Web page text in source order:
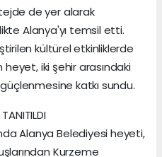
de yer alarak
Alanya'yı temsil etti.
kültürel etkinliklerde
heyet, iki şehir arasındaki
katkı sundu.
Alanya Belediyesi heyeti,
Kurzeme